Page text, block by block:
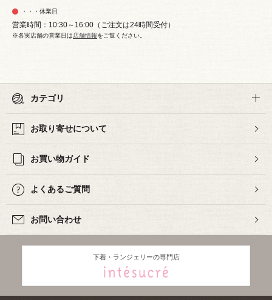
・・・休業日
営業時間：10:30～16:00（ご注文は24時間受付）
※各実店舗の営業日は店舗情報をご覧ください。
カテゴリ
お取り寄せについて
お買い物ガイド
よくあるご質問
お問い合わせ
下着・ランジェリーの専門店